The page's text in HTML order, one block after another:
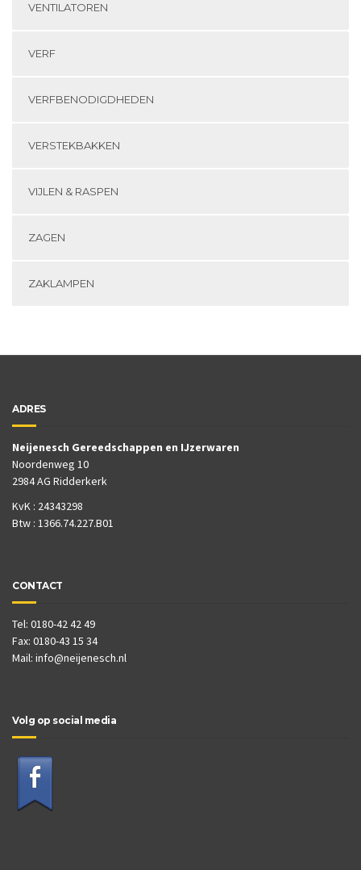
VENTILATOREN
VERF
VERFBENODIGDHEDEN
VERSTEKBAKKEN
VIJLEN & RASPEN
ZAGEN
ZAKLAMPEN
ADRES
Neijenesch Gereedschappen en IJzerwaren
Noordenweg 10
2984 AG Ridderkerk
KvK : 24343298
Btw : 1366.74.227.B01
CONTACT
Tel: 0180-42 42 49
Fax: 0180-43 15 34
Mail: info@neijenesch.nl
Volg op social media